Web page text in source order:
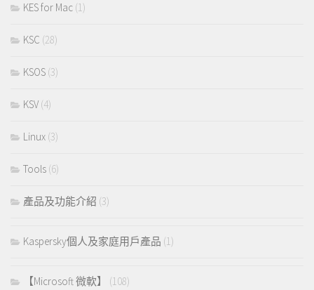
KES for Mac (1)
KSC (28)
KSOS (3)
KSV (4)
Linux (3)
Tools (6)
產品及功能介紹 (3)
Kaspersky個人及家庭用戶產品 (1)
【Microsoft 微軟】
(108)